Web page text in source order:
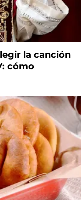
la canción
cómo